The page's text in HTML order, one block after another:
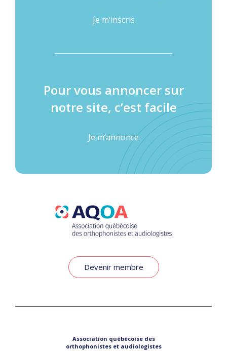
Je m’inscris
Pour vous annoncer sur
notre site, c’est facile
Je m’annonce
Devenir membre
Association québécoise des
orthophonistes et audiologistes